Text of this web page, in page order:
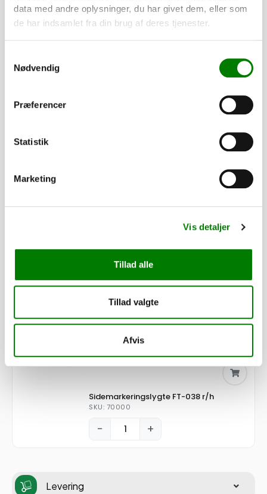
data med andre oplysninger, du har givet dem, eller som
de har indsamlet fra din brug af deres tjenester.
Nødvendig
Præferencer
Statistik
Marketing
Vis detaljer
Tillad alle
Tillad valgte
Afvis
Hvis du har spørgsmål, er du naturligvis altid velkommen til
Tilvalg
Tilpas din trailer efter dine behov. Alle dele er som standard
monteret, mens presenninger og lignende leveres løst.
SKU: 10130
+
2.536,00kr. ekskl. moms
Sidemarkeringslygte FT-038 r/h
SKU: 70000
− +
Levering